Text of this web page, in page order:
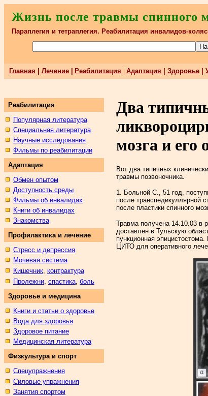
Жизнь после травмы спинного
Параплегия и тетраплегия. Реабилитация инвалидов-
Главная Лечение Реабилитация | Адаптация Здоровье
Реабилитация
Популярная литература
Специальная литература
Научные исследования
Фильмы по реабилитации
Адаптация
Обмен опытом
Доступность среды
Фильмы об инвалидах
Книги об инвалидах
Знакомства
Профилактика и лечение
Стресс и депрессия
Мочевая система
Кишечник, контрактура
Пролежни, спастика, боль
Здоровье и медицина
Книги и статьи о здоровье
Вода для здоровья
Здоровое питание
Медицинская литература
Физкультура и спорт
Спецупражнения
Силовые упражнения
Занятия спортом
Два
мозга и его
Вот два типичных
травмы позвоночника.
1. Больной С., 51 год,
после транспедикуллярной
после пластики спинного
Травма получена 14.10.03 в
доставлен в Тульскую
пункционная
ЦИТО для оперативного